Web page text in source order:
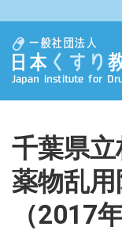
千葉県
薬物乱
（2017